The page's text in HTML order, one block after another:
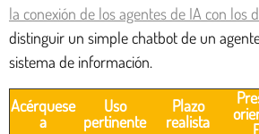
la conexión de los agentes de IA con los
distinguir un simple chatbot de un
sistema de información.
Acérquese
a
Uso
pertinente
Plazo
realista